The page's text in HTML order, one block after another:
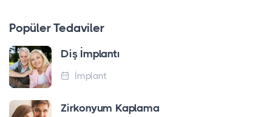
Popüler Tedaviler
Diş İmplantı
İmplant
Zirkonyum Kaplama